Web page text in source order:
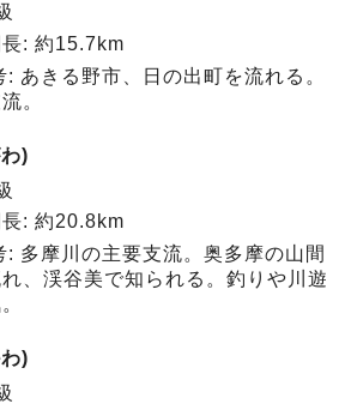
: 約15.7km
: あきる野市、日の出町を流れる。
。
)
: 約20.8km
: 多摩川の主要支流。奥多摩の山間
、渓谷美で知られる。釣りや川遊
)